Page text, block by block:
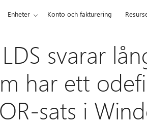
Enheter Konto och fakturering
svarar
har ett
sats i